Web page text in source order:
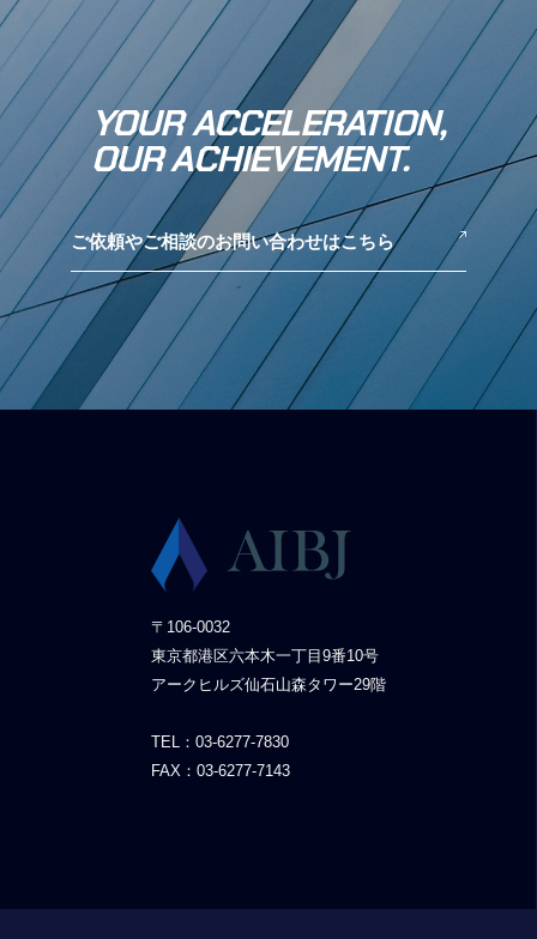
YOUR ACCELERATION,
OUR ACHIEVEMENT.
ご依頼やご相談のお問い合わせはこちら
〒106-0032
東京都港区六本木一丁目9番10号
アークヒルズ仙石山森タワー29階
TEL：03-6277-7830
FAX：03-6277-7143